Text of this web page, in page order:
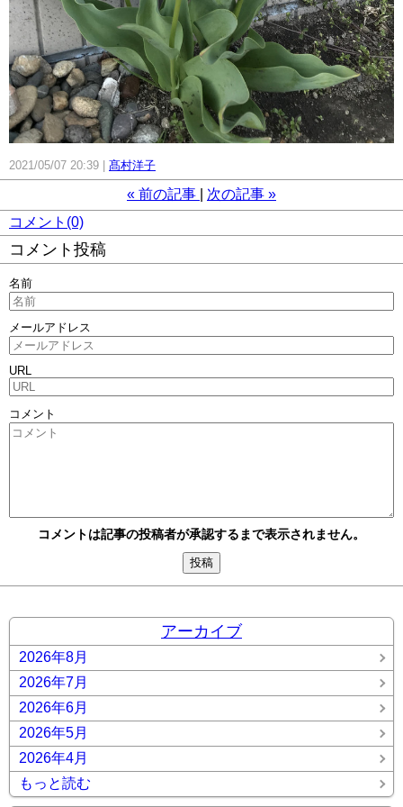
2021/05/07 20:39 髙村洋子
« 前の記事 次の記事 »
コメント(0)
コメント投稿
名前
メールアドレス
URL
コメント
コメントは記事の投稿者が承認するまで表示されません。
アーカイブ
2026年8月
2026年7月
2026年6月
2026年5月
2026年4月
もっと読む